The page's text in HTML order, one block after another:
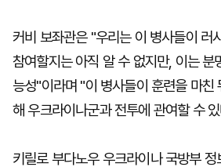
커비 보좌관은 "우리는 이 병사들이 러
참여할지는 아직 알 수 없지만, 이는 분
능성"이라며 "이 병사들이 훈련을 마친
해 우크라이나군과 전투에 관여할 수
키릴로 부다노우 우크라이나 국방부